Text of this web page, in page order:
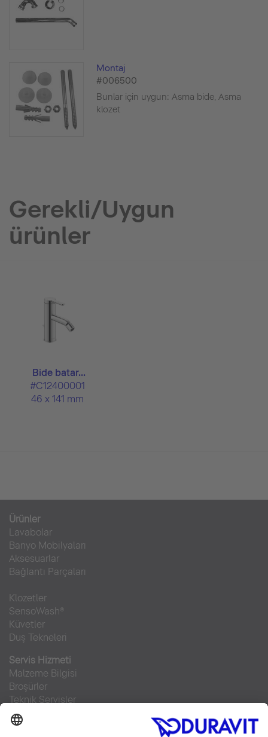
Montaj
#006500
Bunlar için uygun: Asma bide, Asma
klozet
Gerekli/Uygun
ürünler
Bide batar...
#C12400001
46 x 141 mm
Ürünler
Lavabolar
Banyo Mobilyaları
Aksesuarlar
Bağlantı Parçaları
Klozetler
SensoWash®
Küvetler
Duş Tekneleri
Servis Hizmeti
Malzeme Bilgisi
Broşürler
Teknik Servisler
Sıkça sorulan sorular